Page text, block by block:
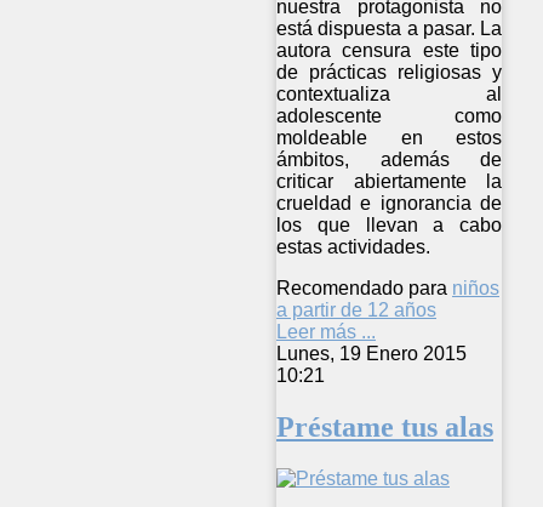
nuestra protagonista no
está dispuesta a pasar. La
autora censura este tipo
de prácticas religiosas y
contextualiza al
adolescente como
moldeable en estos
ámbitos, además de
criticar abiertamente la
crueldad e ignorancia de
los que llevan a cabo
estas actividades.
Recomendado para niños
a partir de 12 años
Leer más ...
Lunes, 19 Enero 2015
10:21
Préstame tus alas